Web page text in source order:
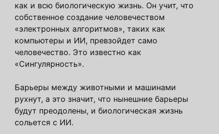
как и всю биологическую жизнь. Он учит, что
собственное создание человечеством
«электронных алгоритмов», таких как
компьютеры и ИИ, превзойдет само
человечество. Это известно как
«Сингулярность».
Барьеры между животными и машинами
рухнут, а это значит, что нынешние барьеры
будут преодолены, и биологическая жизнь
сольется с ИИ.